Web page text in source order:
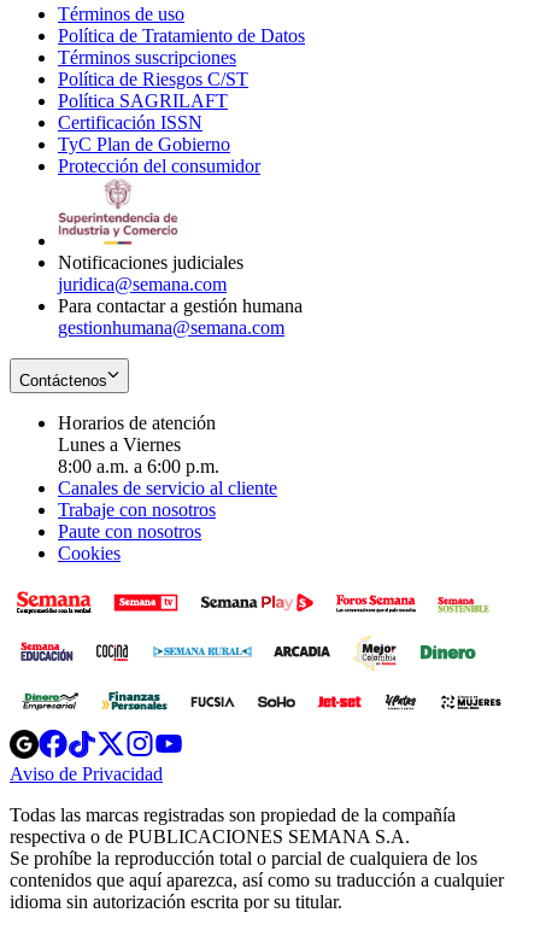
Términos de uso
in
new
window
Política de Tratamiento de Datos
Términos suscripciones
in
Política de Riesgos C/ST
Política SAGRILAFT
new
window
Certificación ISSN
in
new
TyC Plan de Gobierno
in
Protección del consumidorOpens
Notificaciones judiciales
juridica@semana.com
Para contactar a gestión humana
gestionhumana@semana.com
Contáctenos
Horarios de atención
Lunes a Viernes
8:00 a.m. a 6:00 p.m.
Canales de servicio al cliente
Trabaje con nosotros
Paute con nosotros
Cookies
Opens
in
new
Opens
in
new
Opens
in
new
window
Opens
new
windowwindow
Aviso de Privacidad
new
window
Todas las marcas registradas son propiedad de la compañía
respectiva o de PUBLICACIONES SEMANA S.A.
Se prohíbe la reproducción total o parcial de cualquiera de los
contenidos que aquí aparezca, así como su traducción a cualquier
idioma sin autorización escrita por su titular.